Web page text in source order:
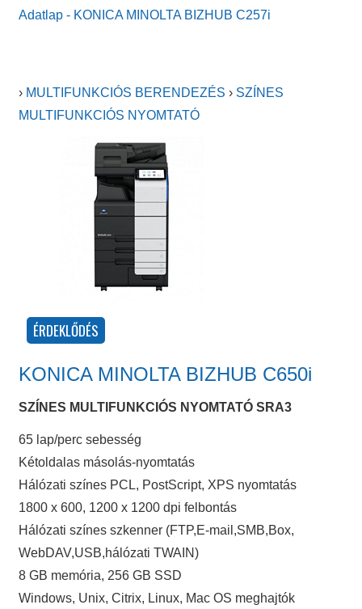
Adatlap - KONICA MINOLTA BIZHUB C257i
› MULTIFUNKCIÓS BERENDEZÉS › SZÍNES
MULTIFUNKCIÓS NYOMTATÓ
KONICA MINOLTA BIZHUB C650i
SZÍNES MULTIFUNKCIÓS NYOMTATÓ SRA3
65 lap/perc sebesség
Kétoldalas másolás-nyomtatás
Hálózati színes PCL, PostScript, XPS nyomtatás
1800 x 600, 1200 x 1200 dpi felbontás
Hálózati színes szkenner (FTP,E-mail,SMB,Box,
WebDAV,USB,hálózati TWAIN)
8 GB memória, 256 GB SSD
Windows, Unix, Citrix, Linux, Mac OS meghajtók